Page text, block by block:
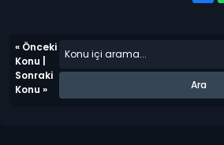
« Önceki
Konu
Sonraki
Konu »